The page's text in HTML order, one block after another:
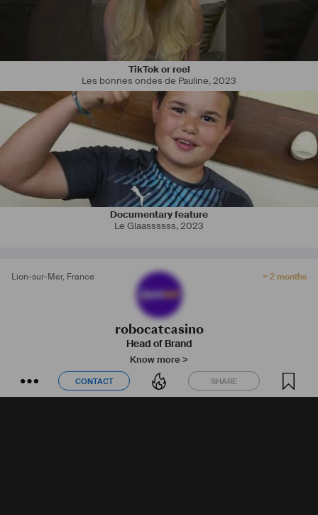
TikTok or reel
Les bonnes ondes de Pauline,2023
Documentary feature
Le Glaassssss,2023
Lion-sur-Mer, France > 2 months
robocatcasino
Head of Brand
Know more >
CONTACT SHARE
CONTACT SHARE